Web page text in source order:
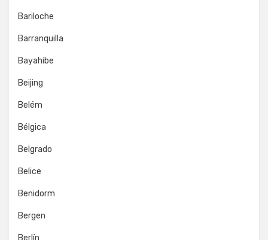
Bariloche
Barranquilla
Bayahibe
Beijing
Belém
Bélgica
Belgrado
Belice
Benidorm
Bergen
Berlín